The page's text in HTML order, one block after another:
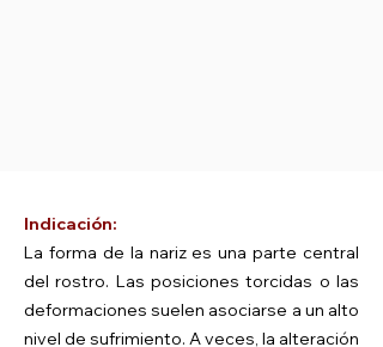
Indicación:
La forma de la nariz es una parte central
del rostro. Las posiciones torcidas o las
deformaciones suelen asociarse a un alto
nivel de sufrimiento. A veces, la alteración